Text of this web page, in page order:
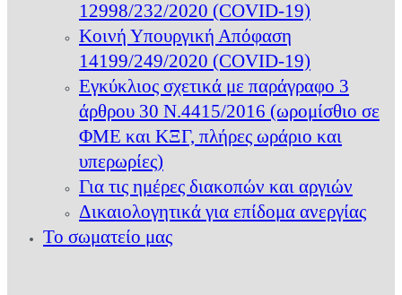
12998/232/2020 (COVID-19)
Κοινή Υπουργική Απόφαση
14199/249/2020 (COVID-19)
Εγκύκλιος σχετικά με παράγραφο 3
άρθρου 30 Ν.4415/2016 (ωρομίσθιο σε
ΦΜΕ και ΚΞΓ, πλήρες ωράριο και
υπερωρίες)
Για τις ημέρες διακοπών και αργιών
Δικαιολογητικά για επίδομα ανεργίας
Το σωματείο μας